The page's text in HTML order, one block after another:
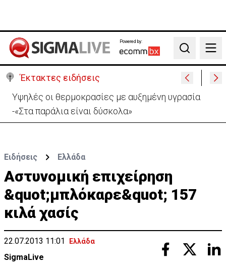
Powered by:
Search
Έκτακτες ειδήσεις
Ιταλία-Ισπανία: Στα άκρα η διπλωματική κόντρα για
το Σένγκεν
Ειδήσεις Ελλάδα
Αστυνομική επιχείρηση
&quot;μπλόκαρε&quot; 157
κιλά χασίς
22.07.2013 11:01 Ελλάδα
SigmaLive